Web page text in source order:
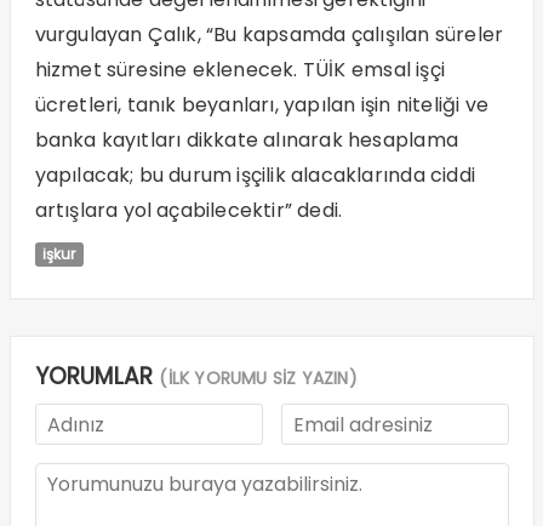
vurgulayan Çalık, “Bu kapsamda çalışılan süreler
hizmet süresine eklenecek. TÜİK emsal işçi
ücretleri, tanık beyanları, yapılan işin niteliği ve
banka kayıtları dikkate alınarak hesaplama
yapılacak; bu durum işçilik alacaklarında ciddi
artışlara yol açabilecektir” dedi.
işkur
YORUMLAR (İLK YORUMU SİZ YAZIN)